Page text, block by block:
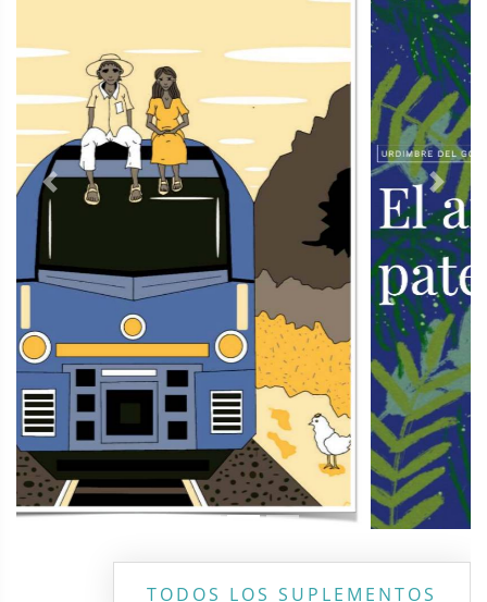
Previous Next
TODOS LOS SUPLEMENTOS